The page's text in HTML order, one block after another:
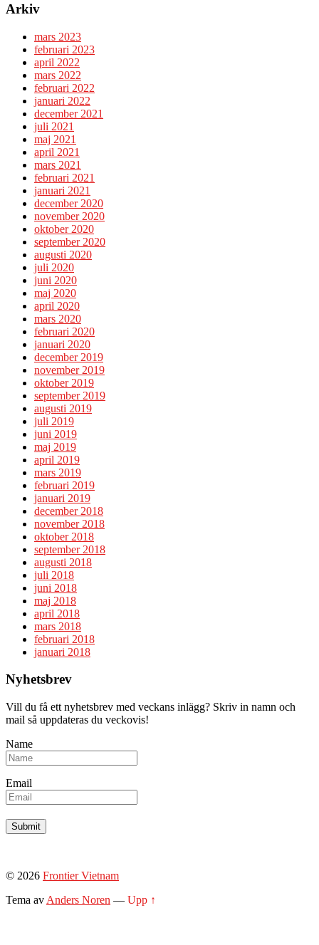
Arkiv
mars 2023
februari 2023
april 2022
mars 2022
februari 2022
januari 2022
december 2021
juli 2021
maj 2021
april 2021
mars 2021
februari 2021
januari 2021
december 2020
november 2020
oktober 2020
september 2020
augusti 2020
juli 2020
juni 2020
maj 2020
april 2020
mars 2020
februari 2020
januari 2020
december 2019
november 2019
oktober 2019
september 2019
augusti 2019
juli 2019
juni 2019
maj 2019
april 2019
mars 2019
februari 2019
januari 2019
december 2018
november 2018
oktober 2018
september 2018
augusti 2018
juli 2018
juni 2018
maj 2018
april 2018
mars 2018
februari 2018
januari 2018
Nyhetsbrev
Vill du få ett nyhetsbrev med veckans inlägg? Skriv in namn och
mail så uppdateras du veckovis!
Name
Email
© 2026 Frontier Vietnam
Tema av Anders Noren — Upp ↑